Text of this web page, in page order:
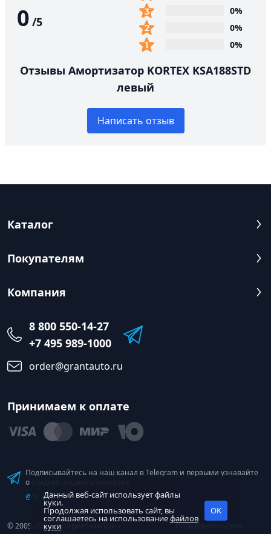
0 /5
0%
0%
0%
Отзывы Амортизатор KORTEX KSA188STD
левый
Написать отзыв
Каталог
Покупателям
Компания
8 800 550-14-27
+7 495 989-1000
order@grantauto.ru
Принимаем к оплате
Подписывайтесь на наш канал в Telegram и первыми узнавайте
о скидках, акциях и новостях
@tk_grant
© 2005-2026 Интернет-магазин
Пользовательское
Данный веб-сайт использует файлы
куки.
Продолжая использовать сайт, вы
соглашаетесь на использованиефайлов
куки
OK